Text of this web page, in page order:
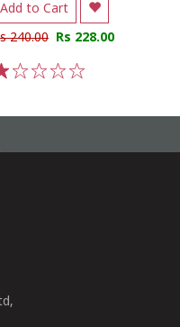
Add to Cart
240.00 Rs 228.00